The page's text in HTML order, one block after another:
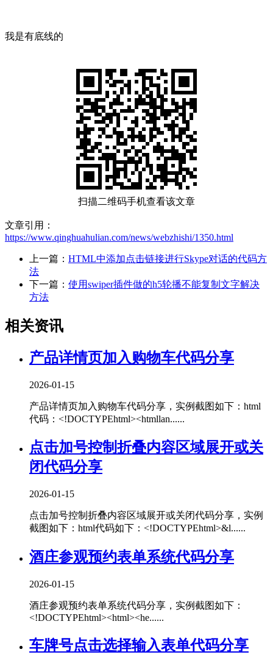
我是有底线的
扫描二维码手机查看该文章
文章引用：
https://www.qinghuahulian.com/news/webzhishi/1350.html
上一篇： HTML中添加点击链接进行Skype对话的代码方
法
下一篇： 使用swiper插件做的h5轮播不能复制文字解决
方法
相关资讯
产品详情页加入购物车代码分享
2026-01-15
产品详情页加入购物车代码分享，实例截图如下：html
代码：<!DOCTYPEhtml><htmllan......
点击加号控制折叠内容区域展开或关
闭代码分享
2026-01-15
点击加号控制折叠内容区域展开或关闭代码分享，实例
截图如下：html代码如下：<!DOCTYPEhtml>&l......
酒庄参观预约表单系统代码分享
2026-01-15
酒庄参观预约表单系统代码分享，实例截图如下：
<!DOCTYPEhtml><html><he......
车牌号点击选择输入表单代码分享